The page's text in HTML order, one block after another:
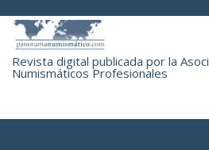
Revista digital publicada por la
Numismáticos Profesionales